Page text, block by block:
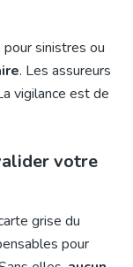
sinistres ou
. Les assureurs
vigilance est de
votre
grise du
pour